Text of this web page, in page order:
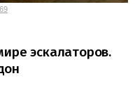
эскалаторов.